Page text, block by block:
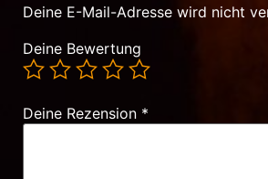
Deine E-Mail-Adresse wird nicht
Deine Bewertung
Deine Rezension *